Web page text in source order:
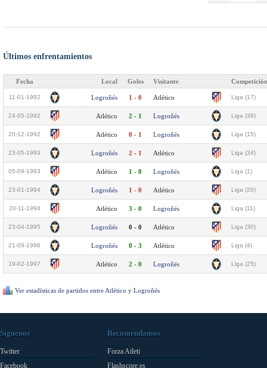
Últimos enfrentamientos
Fecha Local Goles Visitante Competición
11-01-1992 Logroñés 1 - 0 Atlético Liga (17)
24-05-1992 Atlético 2 - 1 Logroñés Liga (36)
20-12-1992 Atlético 0 - 1 Logroñés Liga (15)
23-05-1993 Logroñés 2 - 1 Atlético Liga (34)
05-09-1993 Atlético 1 - 0 Logroñés Liga (1)
23-01-1994 Logroñés 1 - 0 Atlético Liga (20)
20-11-1994 Atlético 3 - 0 Logroñés Liga (11)
23-04-1995 Logroñés 0 - 0 Atlético Liga (30)
21-09-1996 Logroñés 0 - 3 Atlético Liga (4)
19-02-1997 Atlético 2 - 0 Logroñés Liga (25)
Ver estadísticas de partidos entre Atlético y Logroñés
Síguenos
Twitter
Facebook
Recomendamos
Forza Atleti
Flashscore.es